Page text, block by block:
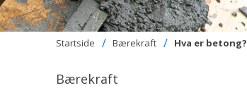
Startside Bærekraft Hva er betong?
Bærekraft